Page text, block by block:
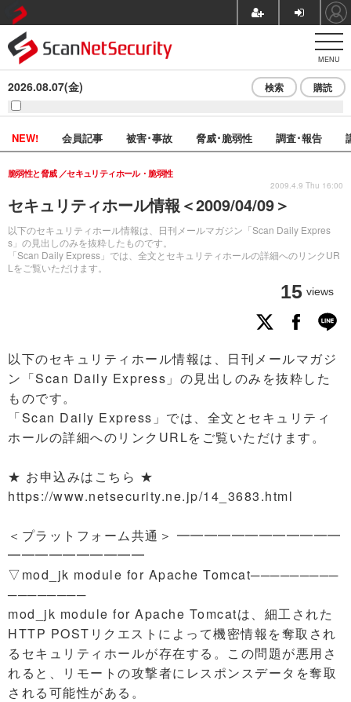
MENU
2026.08.07(金) 検索 購読
NEW! 会員記事 被害･事故 脅威･脆弱性 調査･報告
セキュリティホール情報＜2009/04/09＞
以下のセキュリティホール情報は、日刊メールマガジン「Scan Daily Expres
s」の見出しのみを抜粋したものです。
「Scan Daily Express」では、全文とセキュリティホールの詳細へのリンクUR
Lをご覧いただけます。
脆弱性と脅威 セキュリティホール・脆弱性
15 views
2009.4.9 Thu 16:00
以下のセキュリティホール情報は、日刊メールマガジ
ン「Scan Daily Express」の見出しのみを抜粋した
ものです。
「Scan Daily Express」では、全文とセキュリティ
ホールの詳細へのリンクURLをご覧いただけます。
★ お申込みはこちら ★
https://www.netsecurity.ne.jp/14_3683.html
＜プラットフォーム共通＞ ━━━━━━━━━━━━
━━━━━━━━━━
▽mod_jk module for Apache Tomcat─────────
────────
mod_jk module for Apache Tomcatは、細工された
HTTP POSTリクエストによって機密情報を奪取され
るセキュリティホールが存在する。この問題が悪用さ
れると、リモートの攻撃者にレスポンスデータを奪取
される可能性がある。